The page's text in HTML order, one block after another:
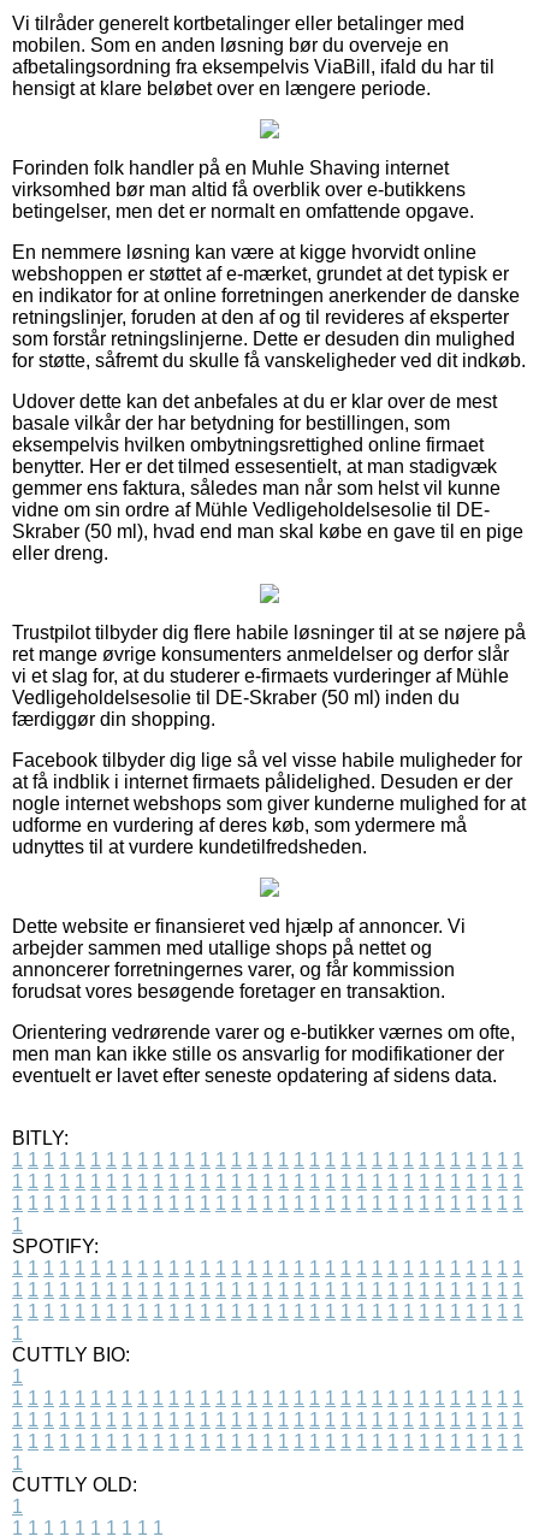
Vi tilråder generelt kortbetalinger eller betalinger med
mobilen. Som en anden løsning bør du overveje en
afbetalingsordning fra eksempelvis ViaBill, ifald du har til
hensigt at klare beløbet over en længere periode.
Forinden folk handler på en Muhle Shaving internet
virksomhed bør man altid få overblik over e-butikkens
betingelser, men det er normalt en omfattende opgave.
En nemmere løsning kan være at kigge hvorvidt online
webshoppen er støttet af e-mærket, grundet at det typisk er
en indikator for at online forretningen anerkender de danske
retningslinjer, foruden at den af og til revideres af eksperter
som forstår retningslinjerne. Dette er desuden din mulighed
for støtte, såfremt du skulle få vanskeligheder ved dit indkøb.
Udover dette kan det anbefales at du er klar over de mest
basale vilkår der har betydning for bestillingen, som
eksempelvis hvilken ombytningsrettighed online firmaet
benytter. Her er det tilmed essesentielt, at man stadigvæk
gemmer ens faktura, således man når som helst vil kunne
vidne om sin ordre af Mühle Vedligeholdelsesolie til DE-
Skraber (50 ml), hvad end man skal købe en gave til en pige
eller dreng.
Trustpilot tilbyder dig flere habile løsninger til at se nøjere på
ret mange øvrige konsumenters anmeldelser og derfor slår
vi et slag for, at du studerer e-firmaets vurderinger af Mühle
Vedligeholdelsesolie til DE-Skraber (50 ml) inden du
færdiggør din shopping.
Facebook tilbyder dig lige så vel visse habile muligheder for
at få indblik i internet firmaets pålidelighed. Desuden er der
nogle internet webshops som giver kunderne mulighed for at
udforme en vurdering af deres køb, som ydermere må
udnyttes til at vurdere kundetilfredsheden.
Dette website er finansieret ved hjælp af annoncer. Vi
arbejder sammen med utallige shops på nettet og
annoncerer forretningernes varer, og får kommission
forudsat vores besøgende foretager en transaktion.
Orientering vedrørende varer og e-butikker værnes om ofte,
men man kan ikke stille os ansvarlig for modifikationer der
eventuelt er lavet efter seneste opdatering af sidens data.
BITLY:
1 1 1 1 1 1 1 1 1 1 1 1 1 1 1 1 1 1 1 1 1 1 1 1 1 1 1 1 1 1 1 1 1
1 1 1 1 1 1 1 1 1 1 1 1 1 1 1 1 1 1 1 1 1 1 1 1 1 1 1 1 1 1 1 1 1
1 1 1 1 1 1 1 1 1 1 1 1 1 1 1 1 1 1 1 1 1 1 1 1 1 1 1 1 1 1 1 1 1
1
SPOTIFY:
1 1 1 1 1 1 1 1 1 1 1 1 1 1 1 1 1 1 1 1 1 1 1 1 1 1 1 1 1 1 1 1 1
1 1 1 1 1 1 1 1 1 1 1 1 1 1 1 1 1 1 1 1 1 1 1 1 1 1 1 1 1 1 1 1 1
1 1 1 1 1 1 1 1 1 1 1 1 1 1 1 1 1 1 1 1 1 1 1 1 1 1 1 1 1 1 1 1 1
1
CUTTLY BIO:
1
1 1 1 1 1 1 1 1 1 1 1 1 1 1 1 1 1 1 1 1 1 1 1 1 1 1 1 1 1 1 1 1 1
1 1 1 1 1 1 1 1 1 1 1 1 1 1 1 1 1 1 1 1 1 1 1 1 1 1 1 1 1 1 1 1 1
1 1 1 1 1 1 1 1 1 1 1 1 1 1 1 1 1 1 1 1 1 1 1 1 1 1 1 1 1 1 1 1 1
1
CUTTLY OLD:
1
1 1 1 1 1 1 1 1 1 1